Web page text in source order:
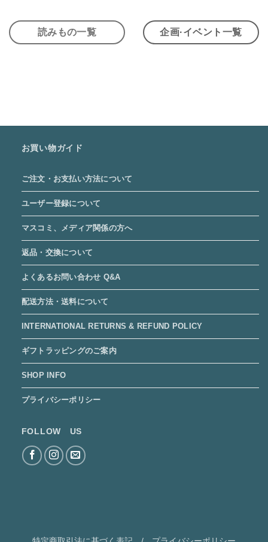
読みもの一覧 企画·イベント一覧
お買い物ガイド
ご注文・お支払い方法について
ユーザー登録について
マスコミ、メディア関係の方へ
返品・交換について
よくあるお問い合わせ Q&A
配送方法・送料について
INTERNATIONAL RETURNS & REFUND POLICY
ギフトラッピングのご案内
SHOP INFO
プライバシーポリシー
FOLLOW US